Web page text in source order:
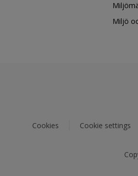
Miljö
Cookies Cookie settings